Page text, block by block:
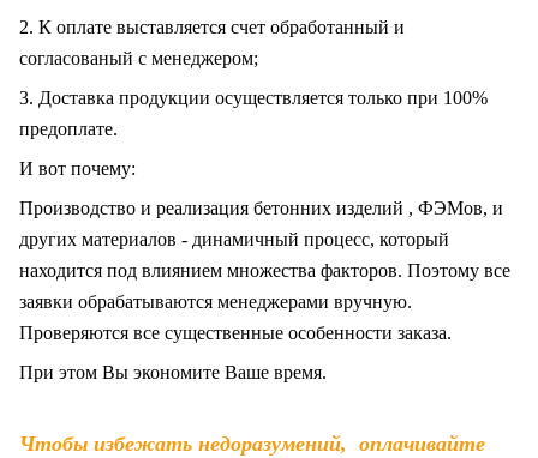
2. К оплате выставляется счет обработанный и
согласованый с менеджером;
3. Доставка продукции осуществляется только при 100%
предоплате.
И вот почему:
Производство и реализация бетонних изделий , ФЭМов, и
других материалов - динамичный процесс, который
находится под влиянием множества факторов. Поэтому все
заявки обрабатываются менеджерами вручную.
Проверяются все существенные особенности заказа.
При этом Вы экономите Ваше время.
Чтобы избежать недоразумений, оплачивайте